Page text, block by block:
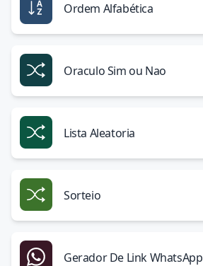
Ordem Alfabética
Oraculo Sim ou Nao
Lista Aleatoria
Sorteio
Gerador De Link WhatsApp